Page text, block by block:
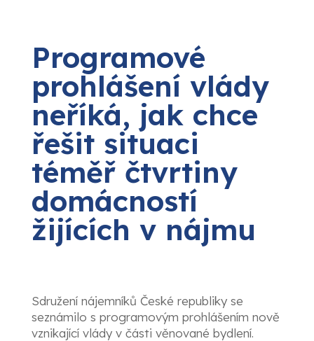
Programové
prohlášení vlády
neříká, jak chce
řešit situaci
téměř čtvrtiny
domácností
žijících v nájmu
Sdružení nájemníků České republiky se
seznámilo s programovým prohlášením nově
vznikající vlády v části věnované bydlení.